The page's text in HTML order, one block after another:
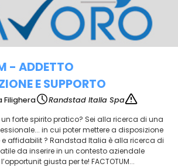
- ADDETTO
E SUPPORTO
Filighera
Randstad Italia Spa
forte spirito pratico? Sei alla ricerca di una
in cui poter mettere a disposizione
affidabilit ? Randstad Italia è alla ricerca di
da inserire in un contesto aziendale
giusta per te! FACTOTUM...